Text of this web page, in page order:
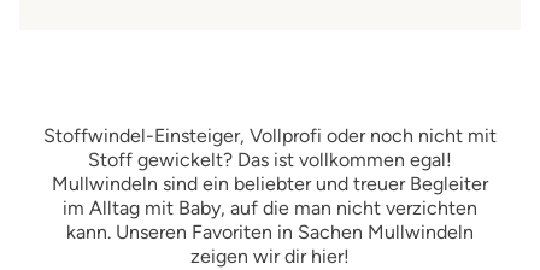
Stoffwindel-Einsteiger, Vollprofi oder noch nicht mit
Stoff gewickelt? Das ist vollkommen egal!
Mullwindeln sind ein beliebter und treuer Begleiter
im Alltag mit Baby, auf die man nicht verzichten
kann. Unseren Favoriten in Sachen Mullwindeln
zeigen wir dir hier!